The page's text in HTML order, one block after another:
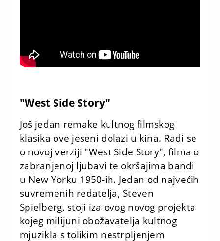
"West Side Story"
Još jedan remake kultnog filmskog
klasika ove jeseni dolazi u kina. Radi se
o novoj verziji "West Side Story", filma o
zabranjenoj ljubavi te okršajima bandi
u New Yorku 1950-ih. Jedan od najvećih
suvremenih redatelja, Steven
Spielberg, stoji iza ovog novog projekta
kojeg milijuni obožavatelja kultnog
mjuzikla s tolikim nestrpljenjem